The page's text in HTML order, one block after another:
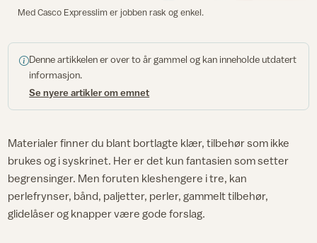
Med Casco Expresslim er jobben rask og enkel.
Denne artikkelen er over to år gammel og kan inneholde utdatert
informasjon.
Se nyere artikler om emnet
Materialer finner du blant bortlagte klær, tilbehør som ikke
brukes og i syskrinet. Her er det kun fantasien som setter
begrensinger. Men foruten kleshengere i tre, kan
perlefrynser, bånd, paljetter, perler, gammelt tilbehør,
glidelåser og knapper være gode forslag.